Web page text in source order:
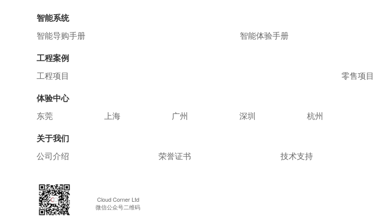
智能系统
智能导购手册
智能体验手册
工程案例
工程项目
零售项目
体验中心
东莞
上海 广州 深圳 杭州
关于我们
公司介绍
荣誉证书 技术支持
Cloud Corner Ltd
微信公众号二维码